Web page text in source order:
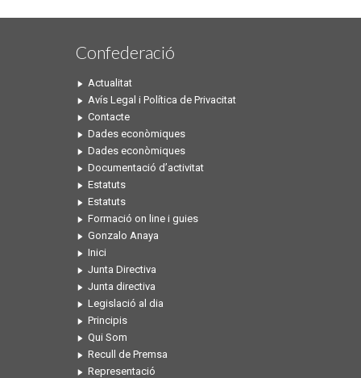
Confederació
Actualitat
Avís Legal i Política de Privacitat
Contacte
Dades econòmiques
Dades econòmiques
Documentació d’activitat
Estatuts
Estatuts
Formació on line i guies
Gonzalo Anaya
Inici
Junta Directiva
Junta directiva
Legislació al dia
Principis
Qui Som
Recull de Premsa
Representació